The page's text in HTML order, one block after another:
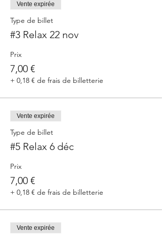
Vente expirée
Type de billet
#3 Relax 22 nov
Prix
7,00 €
+ 0,18 € de frais de billetterie
Vente expirée
Type de billet
#5 Relax 6 déc
Prix
7,00 €
+ 0,18 € de frais de billetterie
Vente expirée